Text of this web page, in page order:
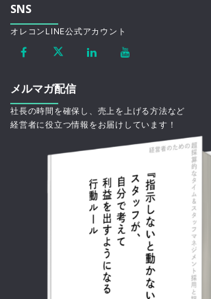
SNS
オレコンLINE公式アカウント
メルマガ配信
社長の時間を確保し、売上を上げる方法など
経営者に役立つ情報をお届けしています！